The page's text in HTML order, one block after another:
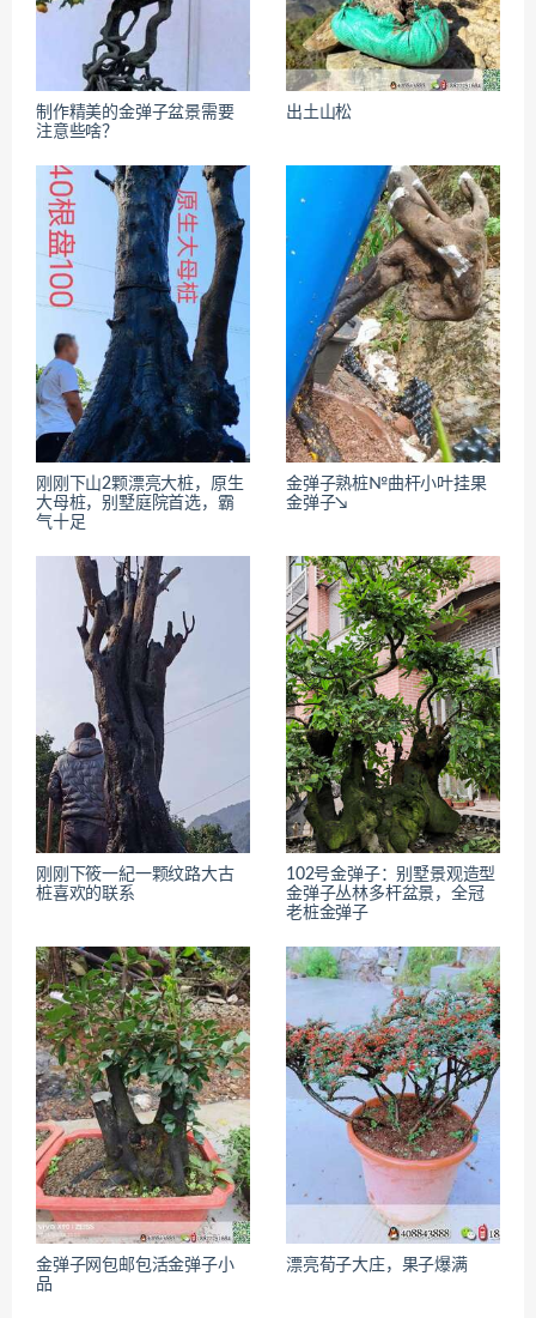
制作精美的金弹子盆景需要
注意些啥？
出土山松
刚刚下山2颗漂亮大桩，原生
大母桩，别墅庭院首选，霸
气十足
金弹子熟桩№曲杆小叶挂果
金弹子↘
刚刚下筱⼀紀一颗纹路大古
桩喜欢的联系
102号金弹子：别墅景观造型
金弹子丛林多杆盆景，全冠
老桩金弹子
金弹子网包邮包活金弹子小
品
漂亮荀子大庄，果子爆满